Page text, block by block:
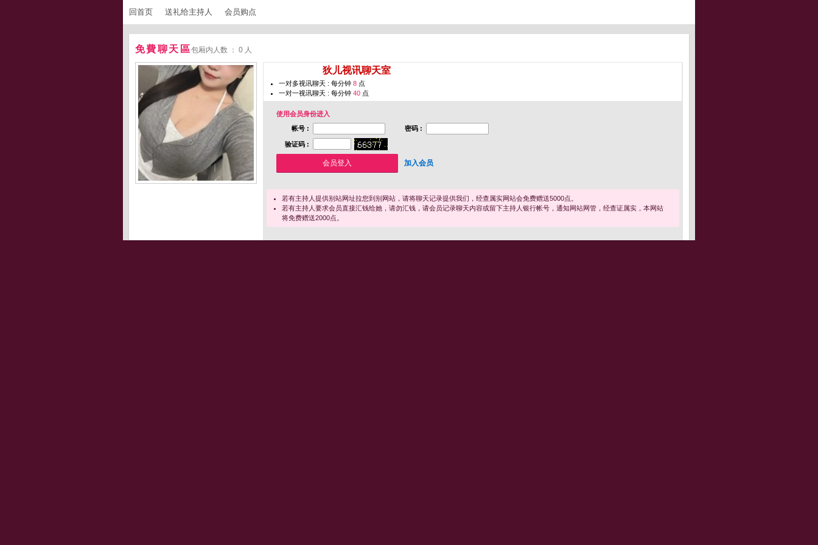
回首页 送礼给主持人 会员购点
免費聊天區包厢内人数 ： 0 人
狄儿视讯聊天室
一对多视讯聊天 : 每分钟 8 点
一对一视讯聊天 : 每分钟 40 点
使用会员身份进入
帐号 :
密码 :
验证码 :
加入会员
若有主持人提供别站网址拉您到别网站，请将聊天记录提供我们，经查属实网站会免费赠送5000点。
若有主持人要求会员直接汇钱给她，请勿汇钱，请会员记录聊天内容或留下主持人银行帐号，通知网站网管，经查证属实，本网站
将免费赠送2000点。